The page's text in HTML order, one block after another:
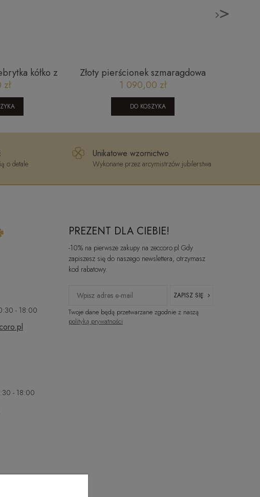
kółko z
Złoty pierścionek szmaragdowa
bagietka i kuleczki złoto 585 City
P_47
1 090,00 zł
DO KOSZYKA
>
o detale
Unikatowe wzornictwo
Wykonane przez arcymistrzów jubilerstwa
- 18:00
- 18:00
PREZENT DLA CIEBIE!
-10% na pierwsze zakupy na zeccoro.pl Gdy
zapiszesz się do naszego newslettera, otrzymasz
kod rabatowy.
ZAPISZ SIĘ
Twoje dane będą przetwarzane zgodnie z naszą
polityką prywatności